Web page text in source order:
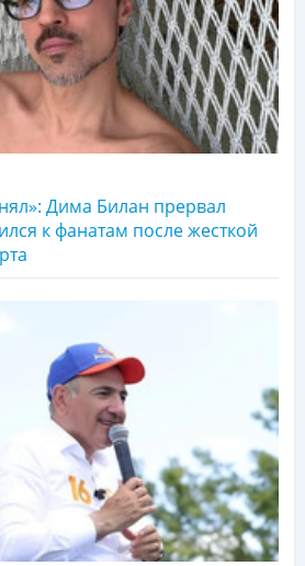
Дима Билан прервал
к фанатам после жесткой